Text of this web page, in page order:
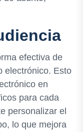
efectiva de
electrónico. Esto
en
para cada
personalizar el
lo que mejora